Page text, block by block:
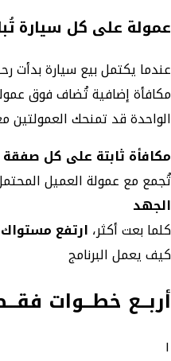
عمولة على كل سيارة
عندما يكتمل بيع سيارة
مكافأة إضافية تُضاف فوق
الواحدة قد تمنحك العمولتين
مكافأة ثابتة على كل
تُجمع مع عمولة العميل
الجهد
كلما بعت أكثر، ارتفع
كيف يعمل البرنامج
أربــع خطــوات
١